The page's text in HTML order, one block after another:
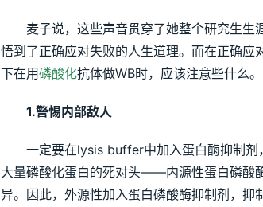
麦子说，这些声音贯穿了她整个研究生生
悟到了正确应对失败的人生道理。而在正确
下在用磷酸化抗体做WB时，应该注意些什么。
1.警惕内部敌人
一定要在lysis buffer中加入蛋白酶抑制剂
大量磷酸化蛋白的死对头——内源性蛋白磷酸
异。因此，外源性加入蛋白磷酸酶抑制剂，